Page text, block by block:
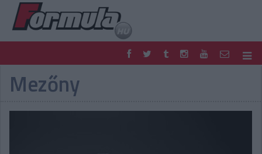
F1
FORMULA
Mezőny